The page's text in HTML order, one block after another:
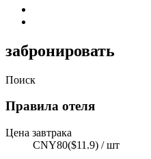
забронировать
Поиск
Правила отеля
Цена завтрака
CNY80($11.9) / шт